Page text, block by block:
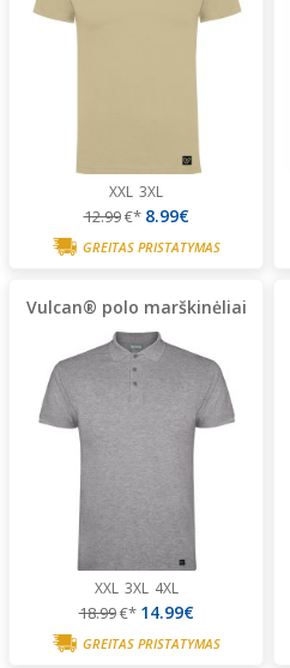
XXL 3XL
12.99€* 8.99€
GREITAS PRISTATYMAS
Vulcan® polo marškinėliai
XXL 3XL 4XL
18.99€* 14.99€
GREITAS PRISTATYMAS